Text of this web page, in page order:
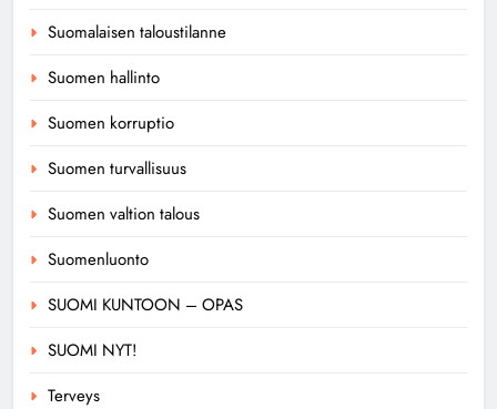
Suomalaisen taloustilanne
Suomen hallinto
Suomen korruptio
Suomen turvallisuus
Suomen valtion talous
Suomenluonto
SUOMI KUNTOON – OPAS
SUOMI NYT!
Terveys